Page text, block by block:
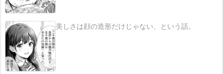
美しさは顔の造形だけじゃない、という話。